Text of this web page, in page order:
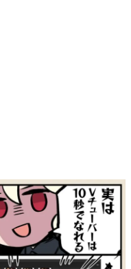
ゲームの魅力を画面や操作の
く、硬派で骨太な評論連載